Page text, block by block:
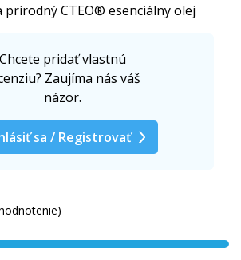
prírodný CTEO® esenciálny olej
Chcete pridať vlastnú
Zaujíma nás váš
názor.
sa / Registrovať